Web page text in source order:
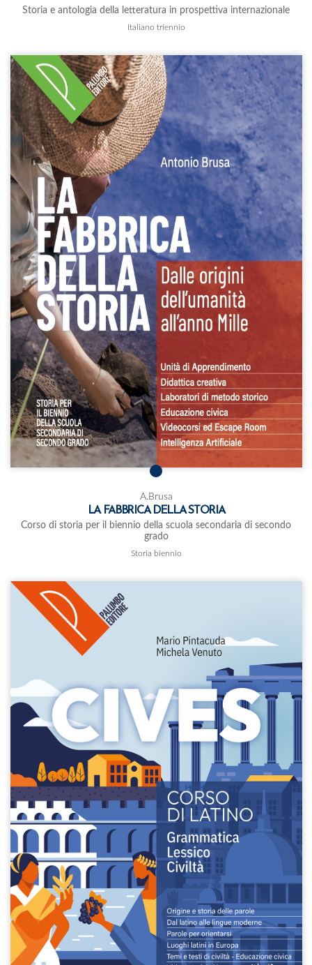
Storia e antologia della letteratura in prospettiva internazionale
Italiano triennio
A.Brusa
LA FABBRICA DELLA STORIA
Corso di storia per il biennio della scuola secondaria di secondo
grado
Storia biennio